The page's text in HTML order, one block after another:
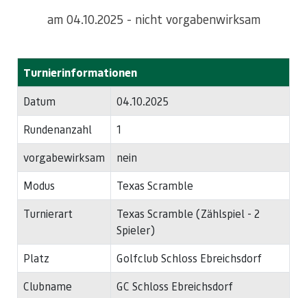
am 04.10.2025 - nicht vorgabenwirksam
Turnierinformationen
Datum
04.10.2025
Rundenanzahl
1
vorgabewirksam
nein
Modus
Texas Scramble
Turnierart
Texas Scramble (Zählspiel - 2
Spieler)
Platz
Golfclub Schloss Ebreichsdorf
Clubname
GC Schloss Ebreichsdorf